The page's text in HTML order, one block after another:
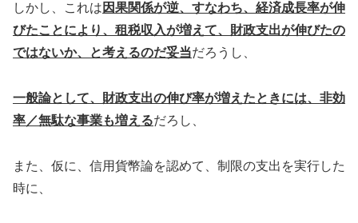
しかし、これは 因果関係が逆、すなわち、経済成長率が伸
びたことにより、租税収入が増えて、財政支出が伸びたの
ではないか、と考えるのだ妥当だろうし、
一般論として、財政支出の伸び率が増えたときには、非効
率／無駄な事業も増えるだろし、
また、仮に、信用貨幣論を認めて、制限の支出を実行した
時に、